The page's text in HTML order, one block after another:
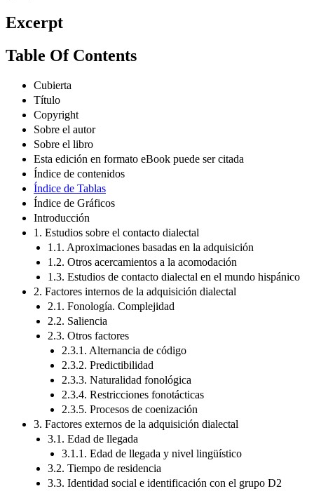
Excerpt
Table Of Contents
Cubierta
Título
Copyright
Sobre el autor
Sobre el libro
Esta edición en formato eBook puede ser citada
Índice de contenidos
Índice de Tablas
Índice de Gráficos
Introducción
1. Estudios sobre el contacto dialectal
1.1. Aproximaciones basadas en la adquisición
1.2. Otros acercamientos a la acomodación
1.3. Estudios de contacto dialectal en el mundo hispánico
2. Factores internos de la adquisición dialectal
2.1. Fonología. Complejidad
2.2. Saliencia
2.3. Otros factores
2.3.1. Alternancia de código
2.3.2. Predictibilidad
2.3.3. Naturalidad fonológica
2.3.4. Restricciones fonotácticas
2.3.5. Procesos de coenización
3. Factores externos de la adquisición dialectal
3.1. Edad de llegada
3.1.1. Edad de llegada y nivel lingüístico
3.2. Tiempo de residencia
3.3. Identidad social e identificación con el grupo D2